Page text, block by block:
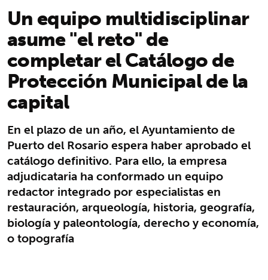
Un equipo multidisciplinar
asume "el reto" de
completar el Catálogo de
Protección Municipal de la
capital
En el plazo de un año, el Ayuntamiento de
Puerto del Rosario espera haber aprobado el
catálogo definitivo. Para ello, la empresa
adjudicataria ha conformado un equipo
redactor integrado por especialistas en
restauración, arqueología, historia, geografía,
biología y paleontología, derecho y economía,
o topografía